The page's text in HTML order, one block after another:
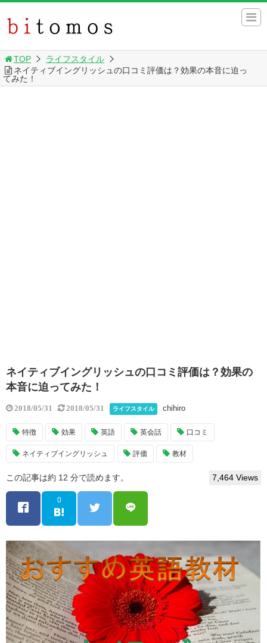
TOP
ライフスタイル
ネイティブイングリッシュの口コミ評価は？効果の本音に迫っ
てみた！
ネイティブイングリッシュの口コミ評価は？効果の
本音に迫ってみた！
2018/05/31 2018/05/31 ライフスタイル chihiro
特徴 効果 英語 英会話 口コミ
ネイティブイングリッシュ 評価 教材
この記事は約 12 分で読めます。 7,464 Views
0